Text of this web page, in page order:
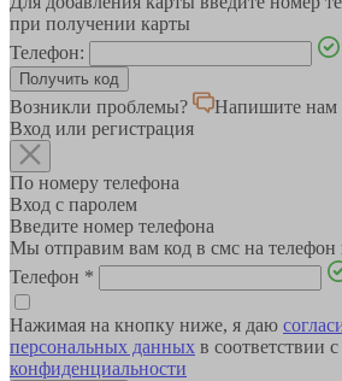
при получении карты
Телефон:
Возникли проблемы?
Напишите нам
Вход или регистрация
По номеру телефона
Вход с паролем
Введите номер телефона
Мы отправим вам код в смс на
Телефон *
Нажимая на кнопку ниже, я даю
персональных данных в соответствии с
конфиденциальности